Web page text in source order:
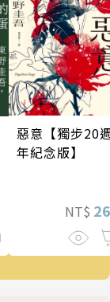
惡意【獨步20
年紀念版】
NT$